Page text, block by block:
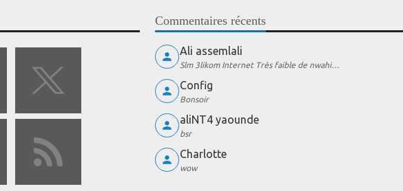
Commentaires récents
Ali assemlali
Slm 3likom Internet Très faible de nwahi…
Config
Bonsoir
aliNT4 yaounde
bsr
Charlotte
wow